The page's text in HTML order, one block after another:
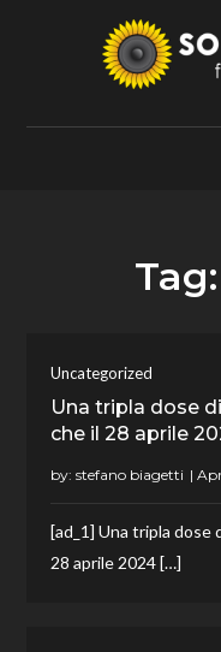
Fai Girare Musica
Tag:
Uncategorized
Una tripla dose
che il 28 aprile
by:stefano biagetti
[ad_1] Una tripla dose
28 aprile 2024 […]